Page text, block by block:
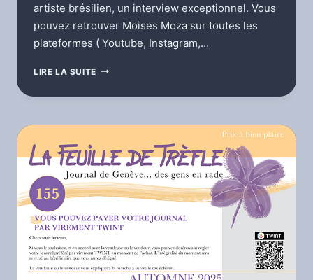
artiste brésilien, un interview exceptionnel. Vous
pouvez retrouver Moises Moza sur toutes les
plateformes ( Youtube, Instagram,…
LIRE LA SUITE L’ÉMISSION